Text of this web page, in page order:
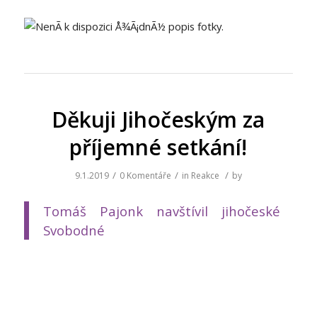
Děkuji Jihočeským za
příjemné setkání!
9.1.2019 / 0 Komentáře / in Reakce / by
Tomáš Pajonk navštívil jihočeské
Svobodné